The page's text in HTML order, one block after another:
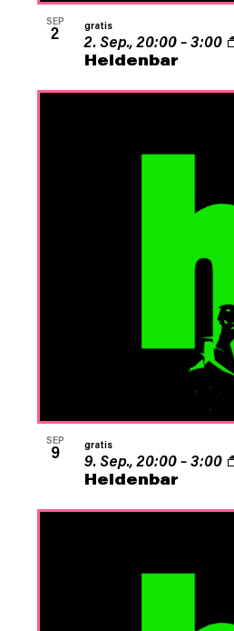
SEP
2
Heldenbar
2. Sep., 20:00–3:00
gratis
SEP
9
Heldenbar
9. Sep., 20:00–3:00
gratis